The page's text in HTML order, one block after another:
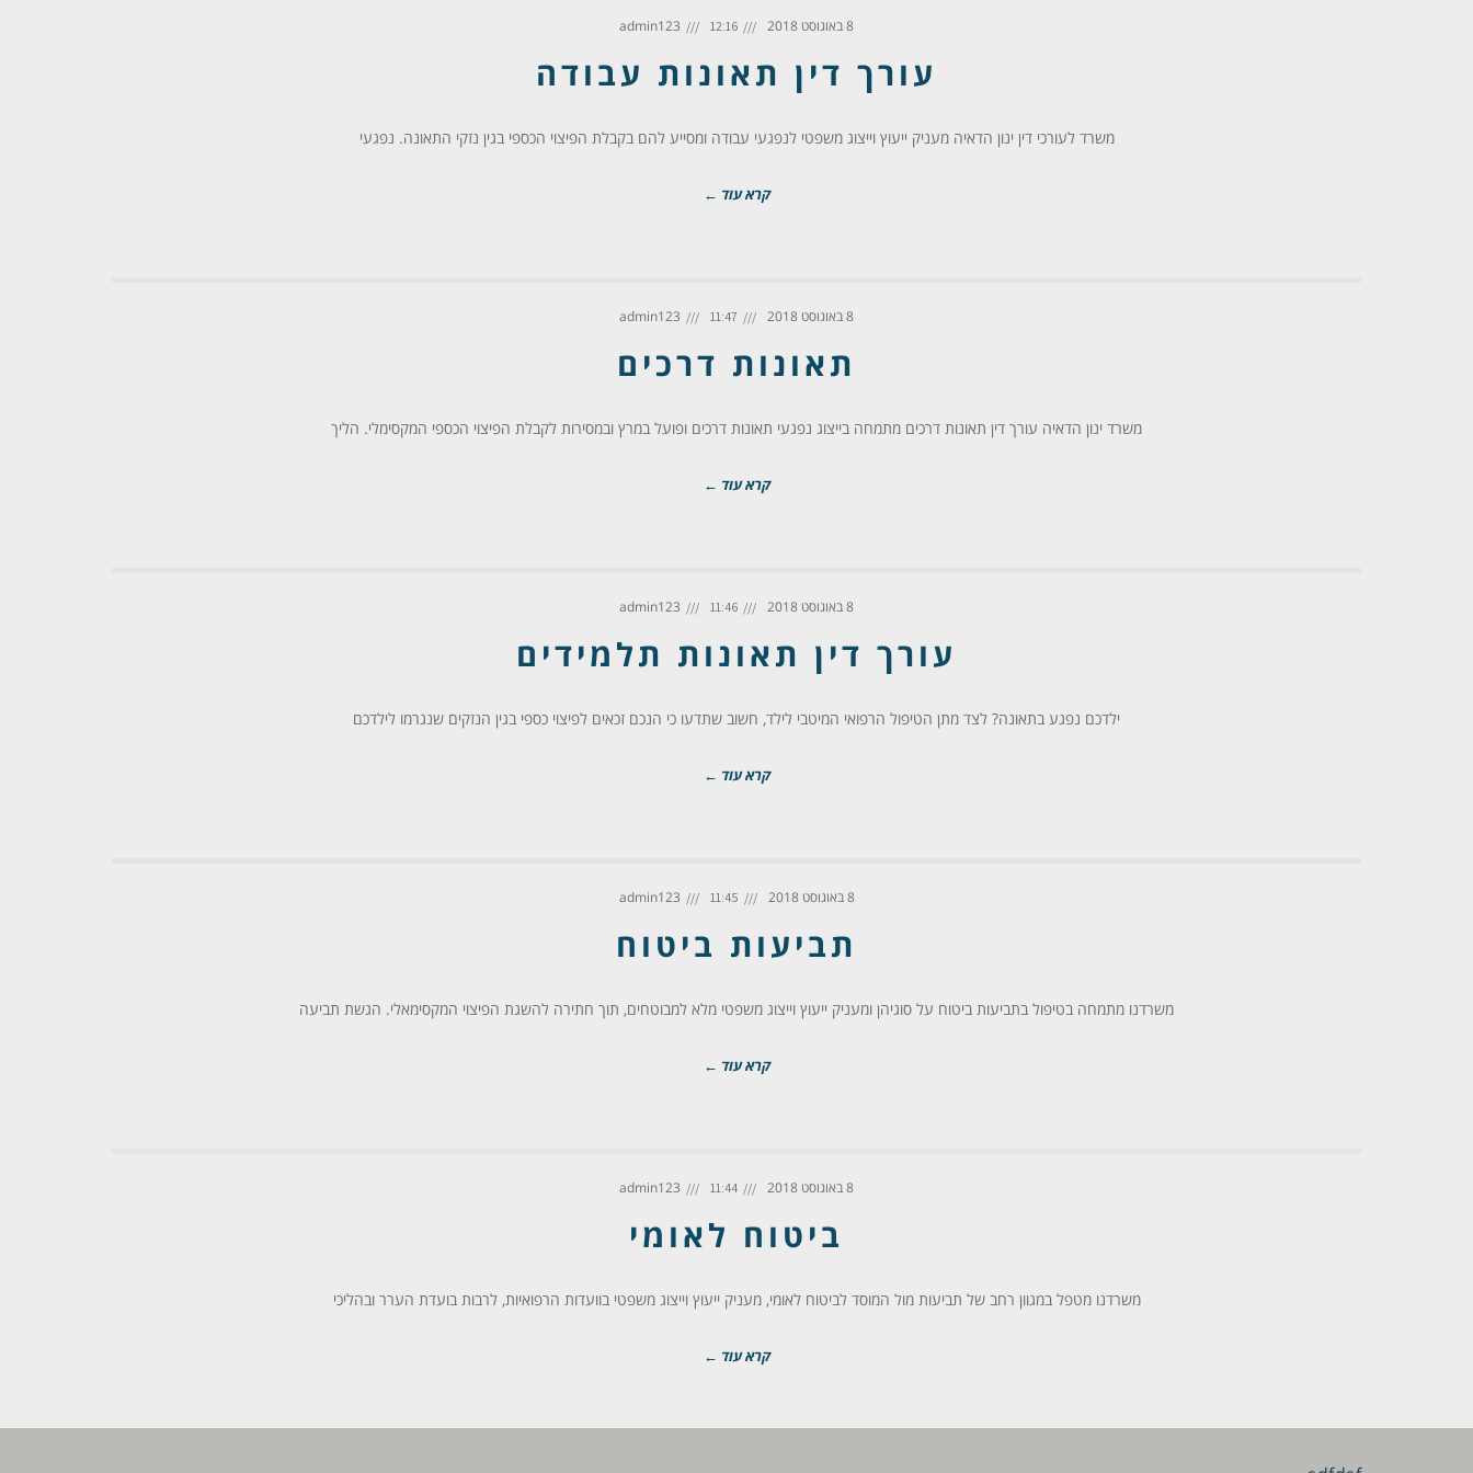
8 באוגוסט 2018 12:16
admin123
עורך דין תאונות עבודה
משרד לעורכי דין ינון הדאיה מעניק ייעוץ וייצוג משפטי לנפגעי עבודה ומסייע להם בקבלת הפיצוי הכספי בגין נזקי התאונה. נפגעי
קרא עוד ←
8 באוגוסט 2018 11:47
admin123
תאונות דרכים
משרד ינון הדאיה עורך דין תאונות דרכים מתמחה בייצוג נפגעי תאונות דרכים ופועל במרץ ובמסירות לקבלת הפיצוי הכספי המקסימלי. הליך
קרא עוד ←
8 באוגוסט 2018 11:46
admin123
עורך דין תאונות תלמידים
ילדכם נפגע בתאונה? לצד מתן הטיפול הרפואי המיטבי לילד, חשוב שתדעו כי הנכם זכאים לפיצוי כספי בגין הנזקים שנגרמו לילדכם
קרא עוד ←
8 באוגוסט 2018 11:45
admin123
תביעות ביטוח
משרדנו מתמחה בטיפול בתביעות ביטוח על סוגיהן ומעניק ייעוץ וייצוג משפטי מלא למבוטחים, תוך חתירה להשגת הפיצוי המקסימאלי. הגשת תביעה
קרא עוד ←
8 באוגוסט 2018 11:44
admin123
ביטוח לאומי
משרדנו מטפל במגוון רחב של תביעות מול המוסד לביטוח לאומי, מעניק ייעוץ וייצוג משפטי בוועדות הרפואיות, לרבות בועדת הערר ובהליכי
קרא עוד ←